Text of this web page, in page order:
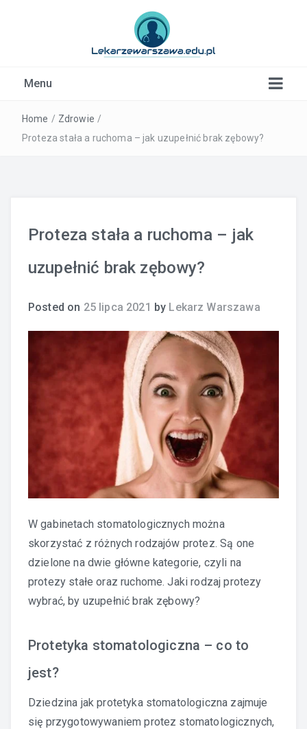
Menu
Home / Zdrowie /
Proteza stała a ruchoma – jak uzupełnić brak zębowy?
Proteza stała a ruchoma – jak
uzupełnić brak zębowy?
Posted on 25 lipca 2021 by Lekarz Warszawa
W gabinetach stomatologicznych można
skorzystać z różnych rodzajów protez. Są one
dzielone na dwie główne kategorie, czyli na
protezy stałe oraz ruchome. Jaki rodzaj protezy
wybrać, by uzupełnić brak zębowy?
Protetyka stomatologiczna – co to
jest?
Dziedzina jak protetyka stomatologiczna zajmuje
się przygotowywaniem protez stomatologicznych,